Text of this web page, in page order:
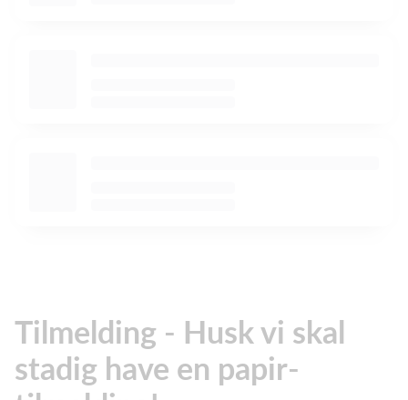
Tilmelding - Husk vi skal
stadig have en papir-